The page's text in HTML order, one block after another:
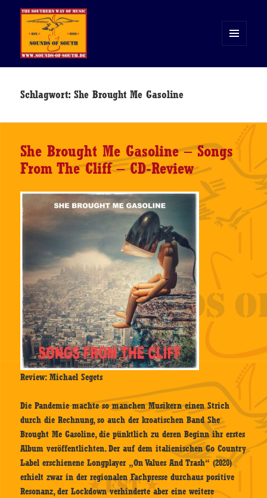
WIDGETS
Schlagwort:She Brought Me Gasoline
She Brought Me Gasoline – Songs
From The Cliff – CD-Review
Review: Michael Segets
Die Pandemie machte so manchen Musikern einen Strich
durch die Rechnung, so auch der kroatischen Band She
Brought Me Gasoline, die pünktlich zu deren Beginn ihr erstes
Album veröffentlichten. Der auf dem italienischen Go Country
Label erschienene Longplayer „On Values And Trash“ (2020)
erhielt zwar in der regionalen Fachpresse durchaus positive
Resonanz, der Lockdown verhinderte aber eine weitere